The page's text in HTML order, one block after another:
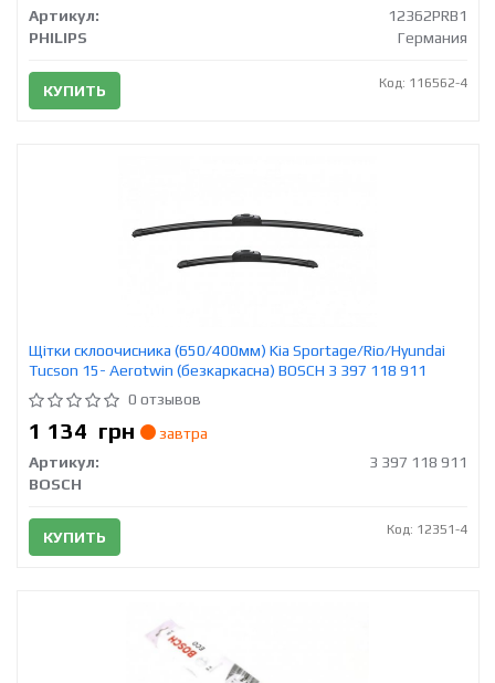
Артикул:
12362PRB1
PHILIPS
Германия
КУПИТЬ Код: 116562-4
Щітки склоочисника (650/400мм) Kia Sportage/Rio/Hyundai
Tucson 15- Aerotwin (безкаркасна) BOSCH 3 397 118 911
0 отзывов
1 134 грн
завтра
Артикул:
3 397 118 911
BOSCH
КУПИТЬ Код: 12351-4